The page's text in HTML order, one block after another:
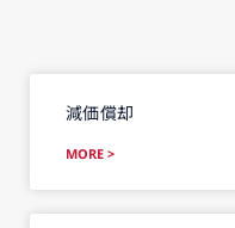
減価償却
MORE >